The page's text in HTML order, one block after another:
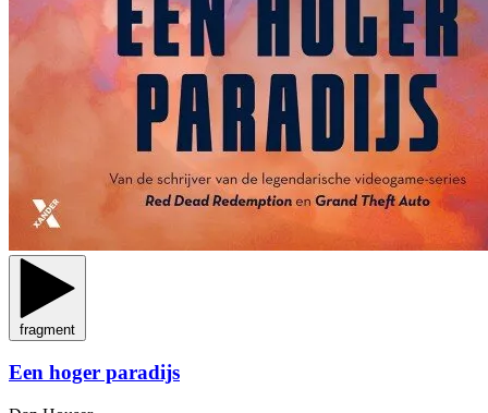
fragment
Een hoger paradijs